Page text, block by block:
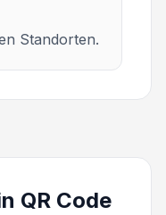
Standorten.
QR Code